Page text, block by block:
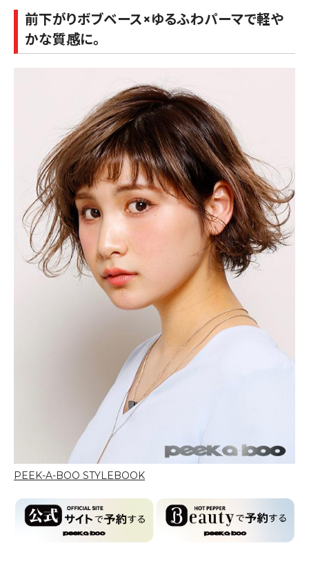
前下がりボブベース×ゆるふわパーマで軽や
かな質感に。
PEEK-A-BOO STYLEBOOK